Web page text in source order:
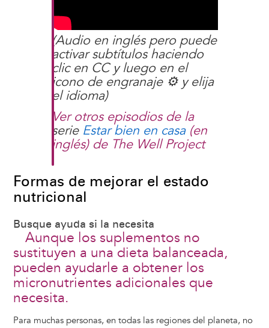
(Audio en inglés pero puede
activar subtítulos haciendo
clic en CC y luego en el
icono de engranaje ⚙️ y elija
el idioma)
Ver otros episodios de la
serie Estar bien en casa(en
inglés) de The Well Project
Formas de mejorar el estado
nutricional
Busque ayuda si la necesita
Aunque los suplementos no
sustituyen a una dieta balanceada,
pueden ayudarle a obtener los
micronutrientes adicionales que
necesita.
Para muchas personas, en todas las regiones del planeta, no